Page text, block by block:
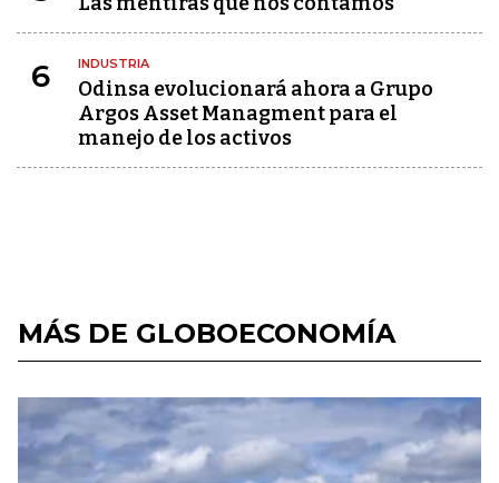
6 INDUSTRIA
Odinsa evolucionará ahora a Grupo
Argos Asset Managment para el
manejo de los activos
MÁS DE GLOBOECONOMÍA